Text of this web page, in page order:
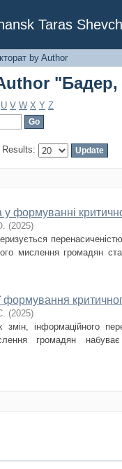
Taras
by Author
U V W X Y Z
Results:
у формуванні
(2025)
мислення громадян
формування
(2025)
інформаційного
громадян